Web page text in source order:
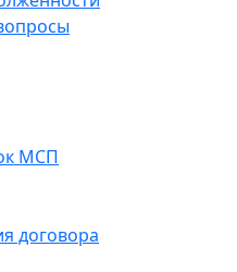
МСП
договора